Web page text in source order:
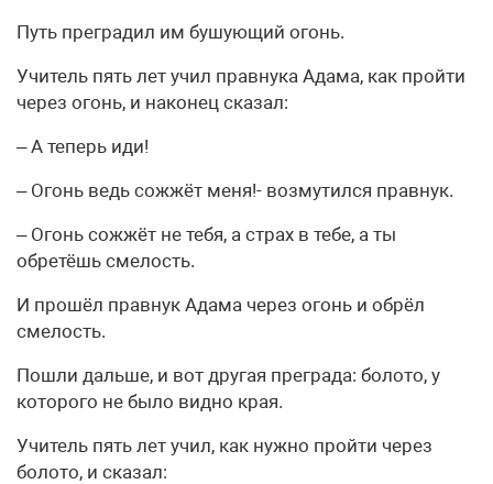
Путь преградил им бушующий огонь.
Учитель пять лет учил правнука Адама, как пройти
через огонь, и наконец сказал:
– А теперь иди!
– Огонь ведь сожжёт меня!- возмутился правнук.
– Огонь сожжёт не тебя, а страх в тебе, а ты
обретёшь смелость.
И прошёл правнук Адама через огонь и обрёл
смелость.
Пошли дальше, и вот другая преграда: болото, у
которого не было видно края.
Учитель пять лет учил, как нужно пройти через
болото, и сказал: